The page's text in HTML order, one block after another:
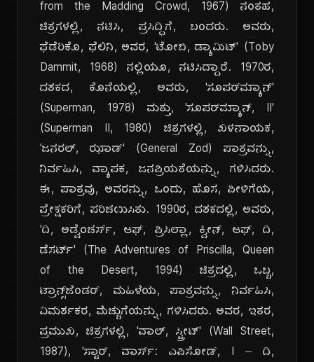
from the Madding Crowd, 1967) ನಂತಹ,
ಚಿತ್ರಗಳಲ್ಲಿ, ನಟಿಸಿ, ಪ್ರಸಿದ್ಧಿಗೆ, ಬಂದರು. ಅವರು,
ಫೆಡೆರಿಕೊ, ಫೆಲಿನಿ, ಅವರ, 'ಟೋಬಿ, ಡ್ಯಾಮಿಟ್' (Toby
Dammit, 1968) ನಲ್ಲಿಯೂ, ನಟಿಸಿದ್ದಾರೆ. 1970ರ,
ದಶಕದ, ಕೊನೆಯಲ್ಲಿ, ಅವರು, 'ಸೂಪರ್‌ಮ್ಯಾನ್'
(Superman, 1978) ಮತ್ತು, 'ಸೂಪರ್‌ಮ್ಯಾನ್, II'
(Superman II, 1980) ಚಿತ್ರಗಳಲ್ಲಿ, ಖಳನಾಯಕ,
'ಜನರಲ್, ಝಾಡ್' (General Zod) ಪಾತ್ರವನ್ನು,
ನಿರ್ವಹಿಸಿ, ವ್ಯಾಪಕ, ಜನಪ್ರಿಯತೆಯನ್ನು, ಗಳಿಸಿದರು.
ಈ, ಪಾತ್ರವು, ಅವರನ್ನು, ಒಂದು, ಹೊಸ, ಪೀಳಿಗೆಯ,
ಪ್ರೇಕ್ಷಕರಿಗೆ, ಪರಿಚಯಿಸಿತು. 1990ರ, ದಶಕದಲ್ಲಿ, ಅವರು,
'ದಿ, ಅಡ್ವೆಂಚರ್ಸ್, ಆಫ್, ಪ್ರಿಸಿಲ್ಲಾ, ಕ್ವೀನ್, ಆಫ್, ದಿ,
ಡೆಸರ್ಟ್' (The Adventures of Priscilla, Queen
of the Desert, 1994) ಚಿತ್ರದಲ್ಲಿ, ಒಬ್ಬ,
ಟ್ರಾನ್ಸ್‌ಜೆಂಡರ್, ಮಹಿಳೆಯ, ಪಾತ್ರವನ್ನು, ನಿರ್ವಹಿಸಿ,
ವಿಮರ್ಶಕರ, ಮೆಚ್ಚುಗೆಯನ್ನು, ಗಳಿಸಿದರು. ಅವರ, ಇತರ,
ಪ್ರಮುಖ, ಚಿತ್ರಗಳಲ್ಲಿ, 'ವಾಲ್, ಸ್ಟ್ರೀಟ್' (Wall Street,
1987), 'ಸ್ಟಾರ್, ವಾರ್ಸ್: ಎಪಿಸೋಡ್, I – ದಿ,